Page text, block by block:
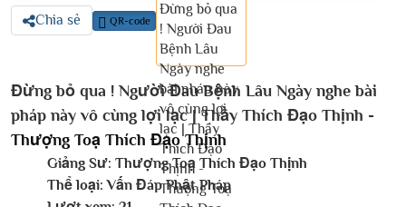
Chia sẻ QR-code
Đừng bỏ qua ! Người Đau Bệnh Lâu Ngày nghe bài
pháp này vô cùng lợi lạc | Thầy Thích Đạo Thịnh -
Thượng Toạ Thích Đạo Thịnh
Giảng Sư: Thượng Toạ Thích Đạo Thịnh
Thể loại: Vấn Đáp Phật Pháp